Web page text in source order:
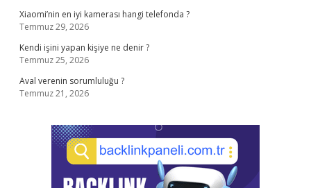
Xiaomi’nin en iyi kamerası hangi telefonda ?
Temmuz 29, 2026
Kendi işini yapan kişiye ne denir ?
Temmuz 25, 2026
Aval verenin sorumluluğu ?
Temmuz 21, 2026